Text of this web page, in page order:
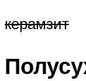
керамзит